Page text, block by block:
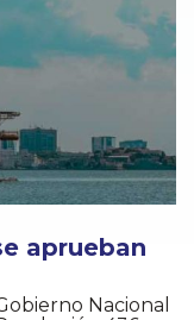
aprueban
Nacional